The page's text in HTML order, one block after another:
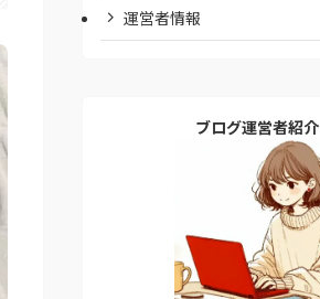
運営者情報
ブログ運営者紹介